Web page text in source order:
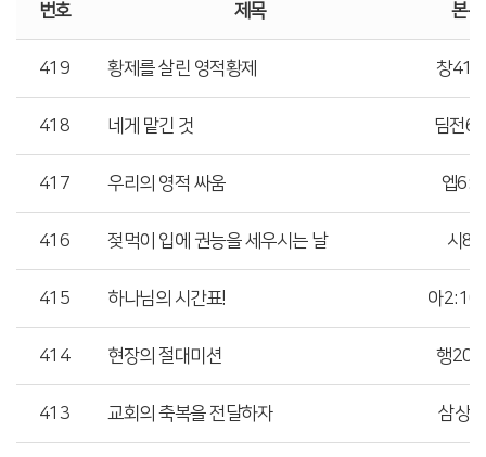
번호 제목 본문
419 황제를 살린 영적황제 창
418 네게 맡긴 것 딤전
417 우리의 영적 싸움 엡
416 젖먹이 입에 권능을 세우시는 날 시
415 하나님의 시간표! 아
414 현장의 절대미션 행
413 교회의 축복을 전달하자 삼상